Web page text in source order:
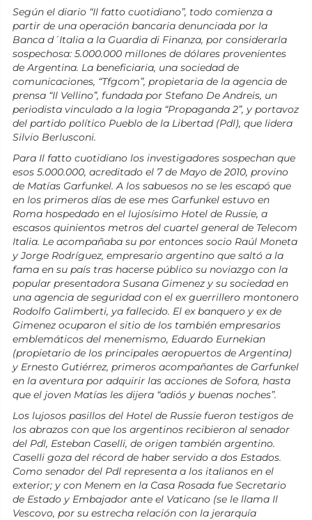
Según el diario “Il fatto cuotidiano”, todo comienza a
partir de una operación bancaria denunciada por la
Banca d´Italia a la Guardia di Finanza, por considerarla
sospechosa: 5.000.000 millones de dólares provenientes
de Argentina. La beneficiaria, una sociedad de
comunicaciones, “Tfgcom”, propietaria de la agencia de
prensa “Il Vellino”, fundada por Stefano De Andreis, un
periodista vinculado a la logia “Propaganda 2”, y portavoz
del partido político Pueblo de la Libertad (Pdl), que lidera
Silvio Berlusconi.
Para Il fatto cuotidiano los investigadores sospechan que
esos 5.000.000, acreditado el 7 de Mayo de 2010, provino
de Matías Garfunkel. A los sabuesos no se les escapó que
en los primeros días de ese mes Garfunkel estuvo en
Roma hospedado en el lujosísimo Hotel de Russie, a
escasos quinientos metros del cuartel general de Telecom
Italia. Le acompañaba su por entonces socio Raúl Moneta
y Jorge Rodríguez, empresario argentino que saltó a la
fama en su país tras hacerse público su noviazgo con la
popular presentadora Susana Gimenez y su sociedad en
una agencia de seguridad con el ex guerrillero montonero
Rodolfo Galimberti, ya fallecido. El ex banquero y ex de
Gimenez ocuparon el sitio de los también empresarios
emblemáticos del menemismo, Eduardo Eurnekian
(propietario de los principales aeropuertos de Argentina)
y Ernesto Gutiérrez, primeros acompañantes de Garfunkel
en la aventura por adquirir las acciones de Sofora, hasta
que el joven Matías les dijera “adiós y buenas noches”.
Los lujosos pasillos del Hotel de Russie fueron testigos de
los abrazos con que los argentinos recibieron al senador
del Pdl, Esteban Caselli, de origen también argentino.
Caselli goza del récord de haber servido a dos Estados.
Como senador del Pdl representa a los italianos en el
exterior; y con Menem en la Casa Rosada fue Secretario
de Estado y Embajador ante el Vaticano (se le llama Il
Vescovo, por su estrecha relación con la jerarquía